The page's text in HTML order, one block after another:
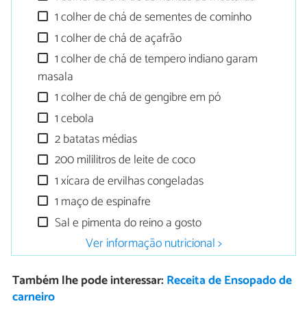
1 colher de chá de sementes de cominho
1 colher de chá de açafrão
1 colher de chá de tempero indiano garam
masala
1 colher de chá de gengibre em pó
1 cebola
2 batatas médias
200 mililitros de leite de coco
1 xícara de ervilhas congeladas
1 maço de espinafre
Sal e pimenta do reino a gosto
Ver informação nutricional >
Também lhe pode interessar: Receita de Ensopado de
carneiro